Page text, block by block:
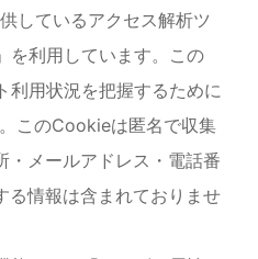
しているアクセス解析ツ
利用しています。この
用状況を把握するために
このCookieは匿名で収集
・メールアドレス・電話番
る情報は含まれておりませ